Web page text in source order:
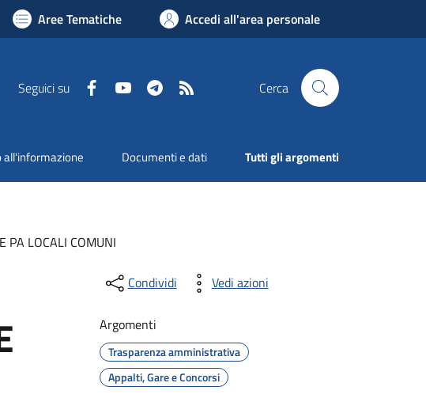
Aree Tematiche Accedi all'area personale
Seguici su FacebookYouTube Telegram Cerca
all'informazione Documenti e dati Tutti gli argomenti
PA LOCALI COMUNI
Condividi Vedi azioni
Argomenti
Trasparenza amministrativa
Appalti, Gare e Concorsi